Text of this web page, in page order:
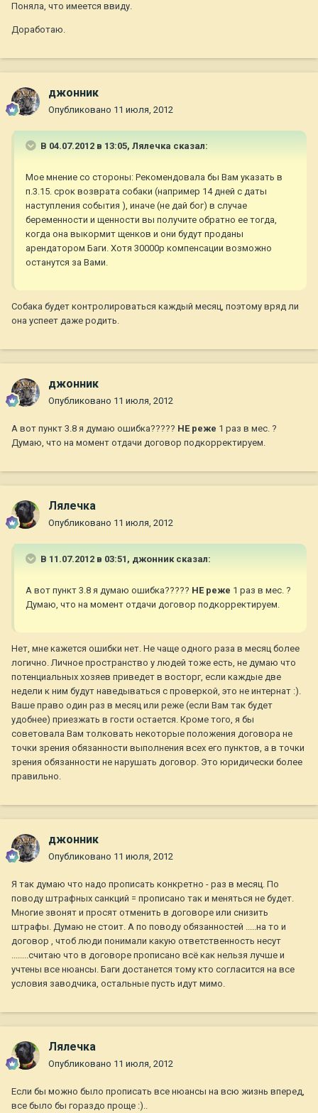
Поняла, что имеется ввиду.
Доработаю.
джонник
Опубликовано 11 июля, 2012
В 04.07.2012 в 13:05, Лялечка сказал:
Мое мнение со стороны: Рекомендовала бы Вам указать в
п.3.15. срок возврата собаки (например 14 дней с даты
наступления события ), иначе (не дай бог) в случае
беременности и щенности вы получите обратно ее тогда,
когда она выкормит щенков и они будут проданы
арендатором Баги. Хотя 30000р компенсации возможно
останутся за Вами.
Собака будет контролироваться каждый месяц, поэтому вряд ли
она успеет даже родить.
джонник
Опубликовано 11 июля, 2012
А вот пункт 3.8 я думаю ошибка????? НЕ реже 1 раз в мес. ?
Думаю, что на момент отдачи договор подкорректируем.
Лялечка
Опубликовано 11 июля, 2012
В 11.07.2012 в 03:51, джонник сказал:
А вот пункт 3.8 я думаю ошибка????? НЕ реже 1 раз в мес. ?
Думаю, что на момент отдачи договор подкорректируем.
Нет, мне кажется ошибки нет. Не чаще одного раза в месяц более
логично. Личное пространство у людей тоже есть, не думаю что
потенциальных хозяев приведет в восторг, если каждые две
недели к ним будут наведываться с проверкой, это не интернат :).
Ваше право один раз в месяц или реже (если Вам так будет
удобнее) приезжать в гости остается. Кроме того, я бы
советовала Вам толковать некоторые положения договора не
точки зрения обязанности выполнения всех его пунктов, а в точки
зрения обязанности не нарушать договор. Это юридически более
правильно.
джонник
Опубликовано 11 июля, 2012
Я так думаю что надо прописать конкретно - раз в месяц. По
поводу штрафных санкций = прописано так и меняться не будет.
Многие звонят и просят отменить в договоре или снизить
штрафы. Думаю не стоит. А по поводу обязанностей .....на то и
договор , чтоб люди понимали какую ответственность несут
........считаю что в договоре прописано всё как нельзя лучше и
учтены все нюансы. Баги достанется тому кто согласится на все
условия заводчика, остальные пусть идут мимо.
Лялечка
Опубликовано 11 июля, 2012
Если бы можно было прописать все нюансы на всю жизнь вперед,
все было бы гораздо проще :)..